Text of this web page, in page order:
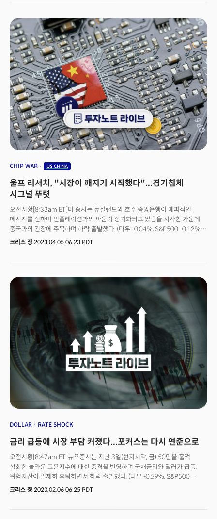
금리인상 가능성 상승, 미래 금리인하에 대한 베팅은 축소 / 유럽중앙은행
(ECB) 연례 포럼에서 제롬 파월 연준 의장 및 크리스틴 라가르드 ECB 총재
발언 예정.금리동향: 미 국채금리는 중앙은행가들의 발언을 기다리며 하락.
10년물 국채금리는 3.74%로 하락. 2년물 국채금리는 4.73%로 하락. 10년
만기 인플레이션 기대는 2.2%로 상승. 달러화는 강세 전환. 상품동향:
국제유가는 수요 침체에 대한 우려가 소폭 완화되며 보합세. 브렌트유는
배럴당 72달러로 0.14% 상승. 귀금속은 달러 강세에 하락 전환. 구리는 약세
유지. 인공지능 기술 전쟁? 미국의 대중국 반도체 제재[8:19am ET]바이든
행정부가 향후 중국의 인공지능 기술의 발전을 억제하기 위해 새로운 반도체
수출 제재를 검토하고 있다. WSJ에 따르면 미 상무부는 이르면 다음 달부터
엔비디아를 비롯해 미국의 주요 반도체 기업에서 제조된 칩을 중국 및 기타
국가에 허가받지 않고 선적하는 것을 막을 것이란 소식이다. 이 조치는 지난
10월 발표된 비슷한 반도체 수출 제재안과 비슷하지만 이를 성문화하고
규제를 더 확대하는 조치가 될 것이란 전망이다. 미국 정부가 중국으로의
AI 구축 역량을 제한하기 위한 조치로 해석된다. 엔비디아는 이미 지난해 미국
중국 시장용 칩을 개발했으나 미국 정부는 라이선스 없이는 A800의 판매도
금지할 것으로 전망된다. 경기침체에 대한 헤징 거래 소멸[9:25am ET]
가장 위험한 자산으로 인식되는 정크등급 하이일드 채권에 대한 변동성을
추적하는 지표는 연준이 지난해 금리를 인상하기 시작한 이후 최저 수준으로
떨어졌다. 채권시장의 가장 대표적인 하이일드 채권 상품인 HYG(iShares
High Yield Corporate bond ETF)에 연결된 해당 옵션은 경기침체기에
급등하는 경향이 커진다. 현재 이 옵션의 수익률은 4.5%포인트로 시장에
스트레스가 거의 없음을 시사한다. 한편 아폴로 이코노믹 리서치에 따르면
최근 미국 기업들의 파산 신청은 2010년 이후 13년 만에 가장 가파르게
증가하는 추세를 보이는 것으로 관측됐다. 엔비디아, "수요 너무 강해 중국
제재 문제없어"[12:15pm ET]미국 정부가 엔비디아를 비롯해 반도체 관련
기업들의 대중국 수출 제재를 검토하고 있다는 소식이 전해졌지만 엔비디아는
수요가 너무 강해 문제가 없을 것이란 전망이다. 엔비디아는 28일(현지시각)
투자 컨퍼런스를 통해 중국으로의 수출 규제 가능성에도 "제품에 대한 수요가
너무 뜨거워서 다른 곳에서 구매자를 찾는데 아무런 문제가 없을 것."이라
자신감을 드러냈다. 이후 엔비디아 주가는 하락폭을 소폭 축소했다. 제롬 파월,
"2% 물가는 내년까지 어려울 것...긴축 더 해야"[12:52pm ET]오전 내내
강세를 보이던 뉴욕증시는 대부분의 기업들이 하락세로 전환하며 다우지수와
S&P500이 하락세로 전환했다. 나스닥 역시 장중 1%가 넘게 강세를
보였으나 이후 모멘텀이 추락하며 손실에 근접했다. 시장의 하락은
제롬 파월 연준의장은 ECB의 연례 포럼에 참석해 "연준이 목표로하는 2%
물가는 강력한 고용시장으로 인해 올해나 내년까지도 힘들 것."이라 전망하며
"더 제한적인 통화정책이 필요할 것."이라 주장했다. 파월 의장이 연준의
정책전환에 대한 기대를 일축하며 당장 7월 금리인상 가능성은 한달 전 52%
에서 82%로 상승했다. 골드만삭스, "글로벌 주식 랠리 한계 있을 것"[2:32pm
ET]올해 S&P500의 목표가를 4500으로 상향하고 경기침체 가능성을 낮게
한계에 달했다는 의견을 내놓았다. 피터 오펜하이머 골드만삭스 투자
CHIP WAR US CHINA
울프 리서치, "시장이 깨지기 시작했다"...경기침체
시그널 뚜렷
오전시황[8:33am ET]미 증시는 뉴질랜드와 호주 중앙은행이 매파적인
메시지를 전하며 인플레이션과의 싸움이 장기화되고 있음을 시사한 가운데
중국과의 긴장에 주목하며 하락 출발했다. (다우 -0.04%, S&P500 -0.12%,
나스닥 -0.05%)자산시장동향[8:38am ET]핵심이슈: 뉴질랜드 중앙은행
고용보고서, S&P 글로벌 PMI, ISM 서비스 PMI 발표.금리동향: 미 국채금리는
경기 둔화 우려 유지되며 하락. 10년물 국채금리는 3.31%로 하락. 달러화는
약세 유지.상품동향: 국제유가는 오일 재고량의 큰 하락에도 그동안의
상승세를 소화하며 소폭 약세 전환. 금은 달러 약세에 강세 유지. 구리는 침체
우려로 약세 유지.글로벌 인플레이션 싸움, 장기화 메시지[8:46am ET]
뉴질랜드 중앙은행(RBZN)은 예상보다 두 배나 높은 50bp의 금리를
인상하며 시장에 충격을 선사했다. RBZN은 경기 둔화에도 인플레이션이 너무
높고 인플레이션 기대도 높은 수준을 유지하고 있다고 밝히며 전격적인
'빅스텝' 인상의 배경을 설명했다. 한편 기준금리를 동결하며 정책전환에 대한
기대를 높였던 호주중앙은행 총재 역시 정책 입안자들이 지금보다 더 높은
금리를 기대하고 있다며 긴축 사이클이 끝났다는 시장의 기대를 일축했다.
중국 상무부, "반중국 반도체 동맹 정책에 대응할 것."[9:08am ET]미국과
중국의 반도체를 둘러싼 갈등이 심화되면서 반도체 기업들의 충격이 커질
것이란 전망이다. 미국이 일본을 비롯해 반중국 반도체 동맹을 결성한 가운데
중국 상무부는 "잘못된 관행"을 즉각 바꿀 것을 촉구하며 "중국은 권익을
이상으로 올리고 당분간 유지"[10:33am ET]로레타 매스터 클리블랜드 연은
총재가 시장의 정책전환(Fed Pivot)에 대한 기대에 일침을 놨다. 매스터
총재는 화요일(4일, 현지시각) 뉴욕에서 열린 행사에서 "인플레이션을 2%
까지 안정적으로 낮추기 위해 향후 기준금리를 5% 이상으로 올리고 한동안
플러스 영역을 유지하면서 제한적으로 유지해야 할 것."이라 밝혔다. 서비스
부문의 둔화도 시작됐다[10:54am ET]제조업에 이어 미국 경제를 이끌던
크리스 정 2023.04.05 06:23 PDT
DOLLAR RATE SHOCK
금리 급등에 시장 부담 커졌다...포커스는 다시 연준으로
오전시황[8:47am ET]뉴욕증시는 지난 3일(현지시각, 금) 50만을 훌쩍
상회한 놀라운 고용지수에 대한 충격을 반영하며 국채금리와 달러가 급등,
위험자산이 일제히 후퇴하면서 하락 출발했다. (다우 -0.59%, S&P500
-0.80%, 나스닥 -1.05%)강력한 고용 데이터가 연준의 긴축 기조를 강화할 수
크리스 정 2023.02.06 06:25 PDT